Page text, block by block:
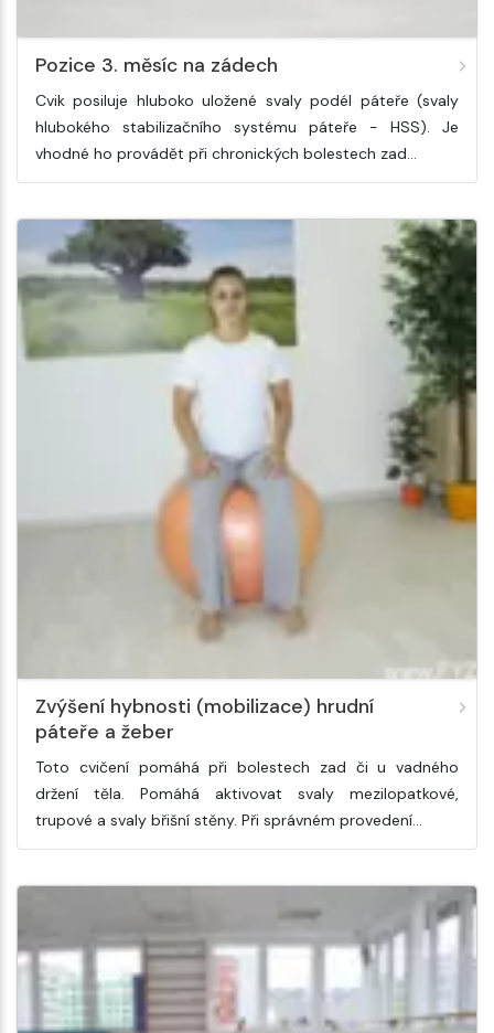
Pozice 3. měsíc na zádech
Cvik posiluje hluboko uložené svaly podél páteře (svaly
hlubokého stabilizačního systému páteře - HSS). Je
vhodné ho provádět při chronických bolestech zad…
Zvýšení hybnosti (mobilizace) hrudní
páteře a žeber
Toto cvičení pomáhá při bolestech zad či u vadného
držení těla. Pomáhá aktivovat svaly mezilopatkové,
trupové a svaly břišní stěny. Při správném provedení…